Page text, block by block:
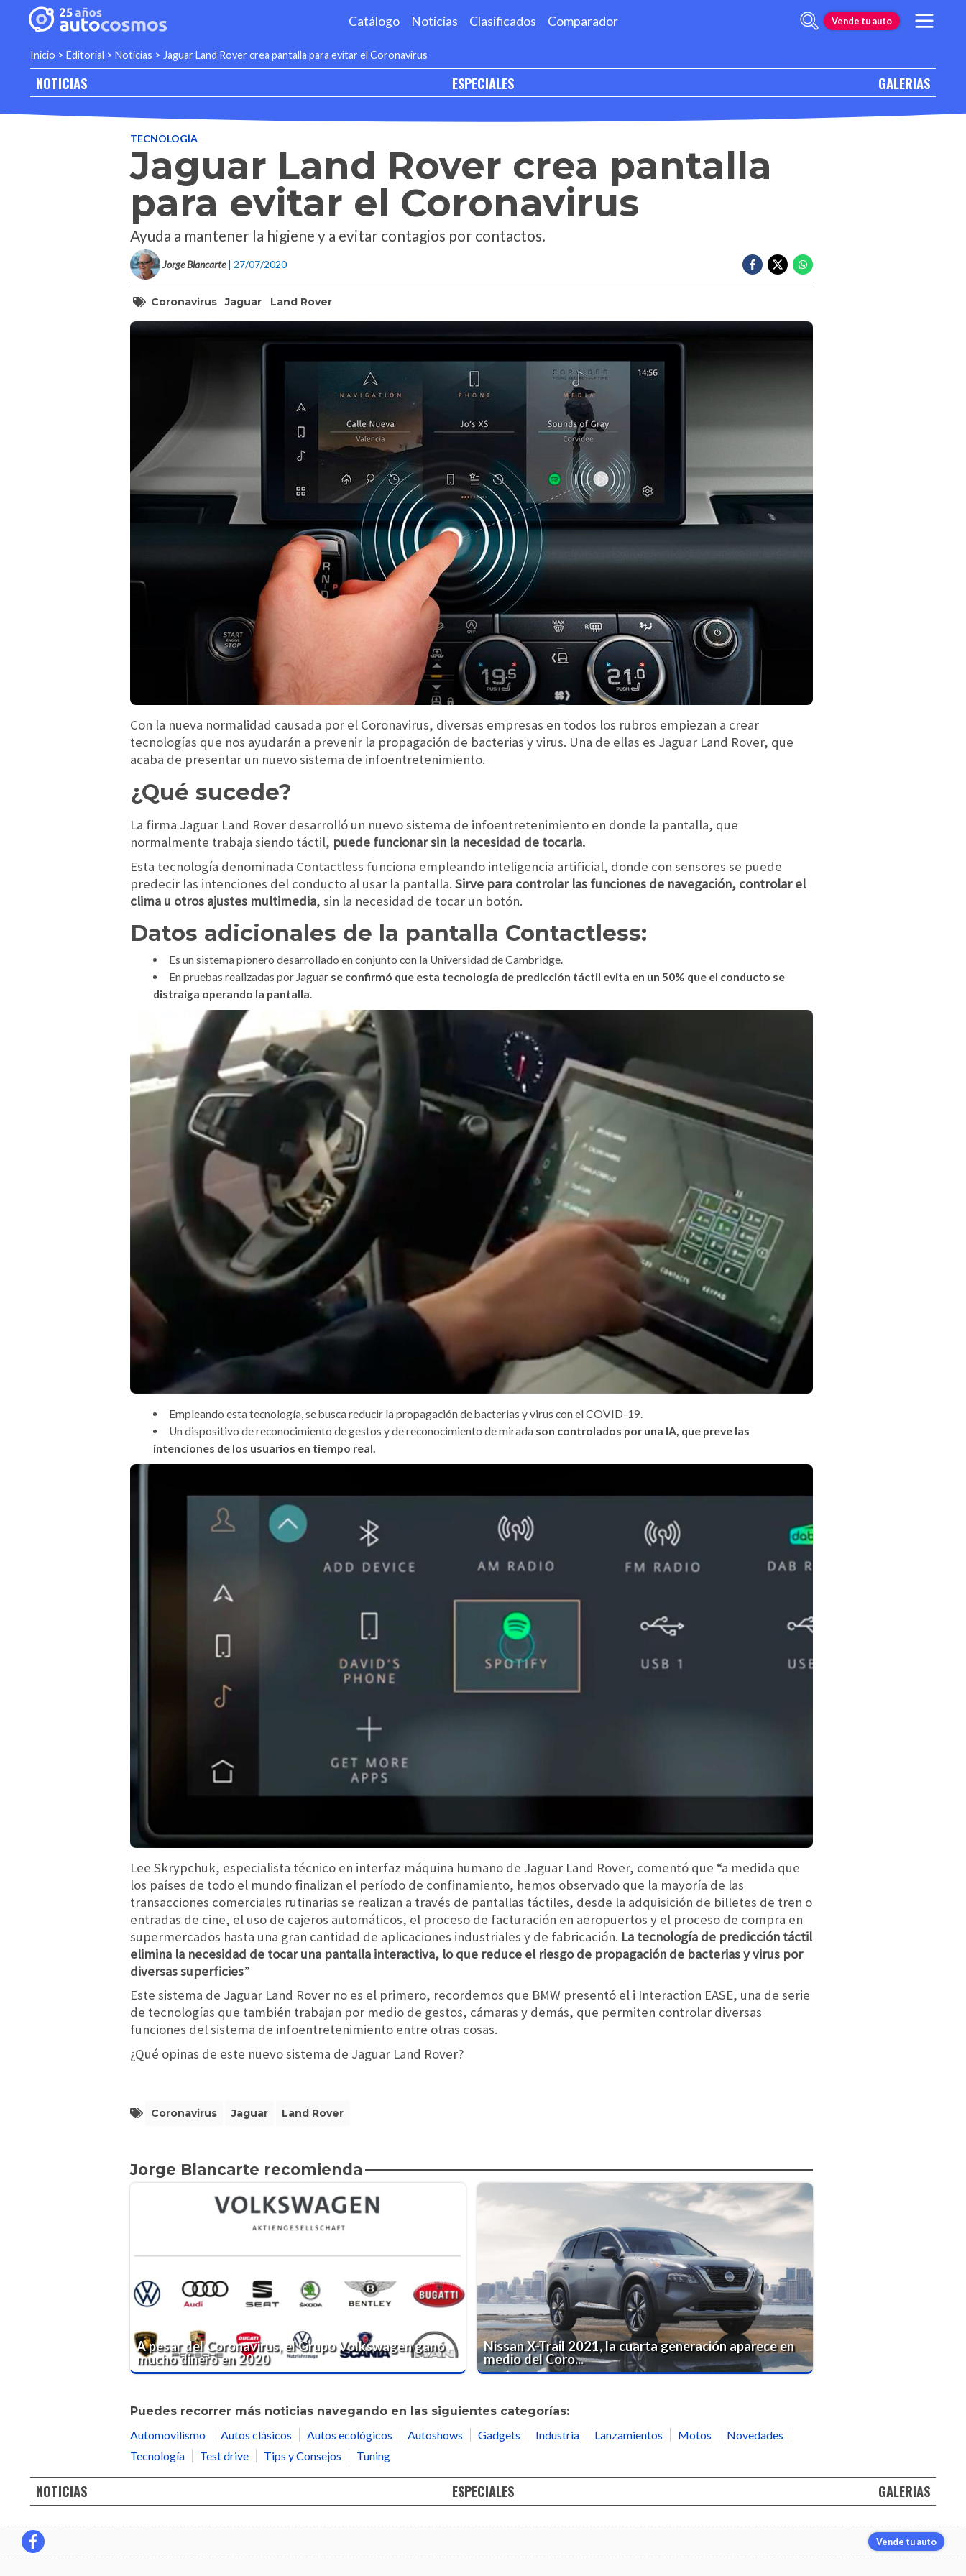
Catálogo Noticias Clasificados Comparador Vende tu auto
Inicio > Editorial > Noticias > Jaguar Land Rover crea pantalla para evitar el Coronavirus
NOTICIAS ESPECIALES GALERIAS
TECNOLOGÍA
Jaguar Land Rover crea pantalla
para evitar el Coronavirus
Ayuda a mantener la higiene y a evitar contagios por contactos.
Jorge Blancarte | 27/07/2020
Coronavirus Jaguar Land Rover
Con la nueva normalidad causada por el Coronavirus, diversas empresas en todos los rubros empiezan a crear
tecnologías que nos ayudarán a prevenir la propagación de bacterias y virus. Una de ellas es Jaguar Land Rover, que
acaba de presentar un nuevo sistema de infoentretenimiento.
¿Qué sucede?
La firma Jaguar Land Rover desarrolló un nuevo sistema de infoentretenimiento en donde la pantalla, que
normalmente trabaja siendo táctil, puede funcionar sin la necesidad de tocarla.
Esta tecnología denominada Contactless funciona empleando inteligencia artificial, donde con sensores se puede
predecir las intenciones del conducto al usar la pantalla. Sirve para controlar las funciones de navegación, controlar el
clima u otros ajustes multimedia, sin la necesidad de tocar un botón.
Datos adicionales de la pantalla Contactless:
Es un sistema pionero desarrollado en conjunto con la Universidad de Cambridge.
En pruebas realizadas por Jaguar se confirmó que esta tecnología de predicción táctil evita en un 50% que el conducto se
distraiga operando la pantalla.
Empleando esta tecnología, se busca reducir la propagación de bacterias y virus con el COVID-19.
Un dispositivo de reconocimiento de gestos y de reconocimiento de mirada son controlados por una IA, que preve las
intenciones de los usuarios en tiempo real.
Lee Skrypchuk, especialista técnico en interfaz máquina humano de Jaguar Land Rover, comentó que “a medida que
los países de todo el mundo finalizan el período de confinamiento, hemos observado que la mayoría de las
transacciones comerciales rutinarias se realizan a través de pantallas táctiles, desde la adquisición de billetes de tren o
entradas de cine, el uso de cajeros automáticos, el proceso de facturación en aeropuertos y el proceso de compra en
supermercados hasta una gran cantidad de aplicaciones industriales y de fabricación. La tecnología de predicción táctil
elimina la necesidad de tocar una pantalla interactiva, lo que reduce el riesgo de propagación de bacterias y virus por
diversas superficies”
Este sistema de Jaguar Land Rover no es el primero, recordemos que BMW presentó el i Interaction EASE, una de serie
de tecnologías que también trabajan por medio de gestos, cámaras y demás, que permiten controlar diversas
funciones del sistema de infoentretenimiento entre otras cosas.
¿Qué opinas de este nuevo sistema de Jaguar Land Rover?
Coronavirus Jaguar Land Rover
Jorge Blancarte recomienda
A pesar del Coronavirus, el Grupo Volkswagen ganó
mucho dinero en 2020
Nissan X-Trail 2021, la cuarta generación aparece en
medio del Coro...
Puedes recorrer más noticias navegando en las siguientes categorías:
Automovilismo
Autos clásicos Autos ecológicos Autoshows Gadgets Industria Lanzamientos Motos
Novedades
Tecnología
Test drive Tips y Consejos Tuning
NOTICIAS ESPECIALES GALERIAS
Vende tu auto